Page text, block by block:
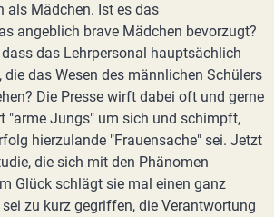
als Mädchen. Ist es das
angeblich brave Mädchen bevorzugt?
das Lehrpersonal hauptsächlich
die das Wesen des männlichen Schülers
Die Presse wirft dabei oft und gerne
"arme Jungs" um sich und schimpft,
hierzulande "Frauensache" sei. Jetzt
die sich mit den Phänomen
Glück schlägt sie mal einen ganz
zu kurz gegriffen, die Verantwortung